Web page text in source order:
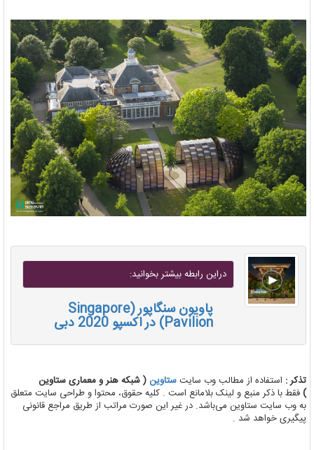
دراين رابطه بيشتر بخوانيد:
پاویون سنگاپور (Singapore
Pavilion) در اکسپو 2020 دبی
تذکر : استفاده از مطالب وب سایتستاوین( شبکه هنر و معماری ستاوین
)فقط با ذکر منبع و لینک بلامانع است . کلیه حقوق، محتوا و طراحی سایت متعلق
به وب سایت ستاوین می‌باشد. در غیر این صورت مراتب از طریق مراجع قانونی
پیگیری خواهد شد .